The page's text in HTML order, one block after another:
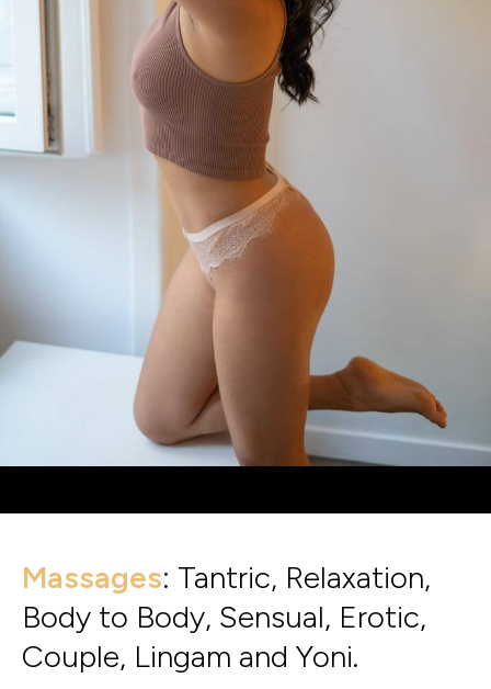
Massages: Tantric, Relaxation,
Body to Body, Sensual, Erotic,
Couple, Lingam and Yoni.